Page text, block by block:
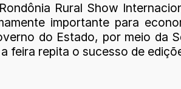
Rural Show
importante para
do Estado, por meio da
feira repita o sucesso de